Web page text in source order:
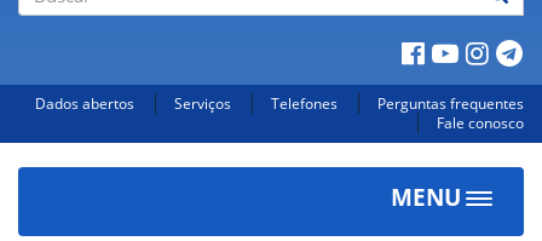
Dados abertos Serviços Telefones
Perguntas frequentes
Fale conosco
MENU
Toggle